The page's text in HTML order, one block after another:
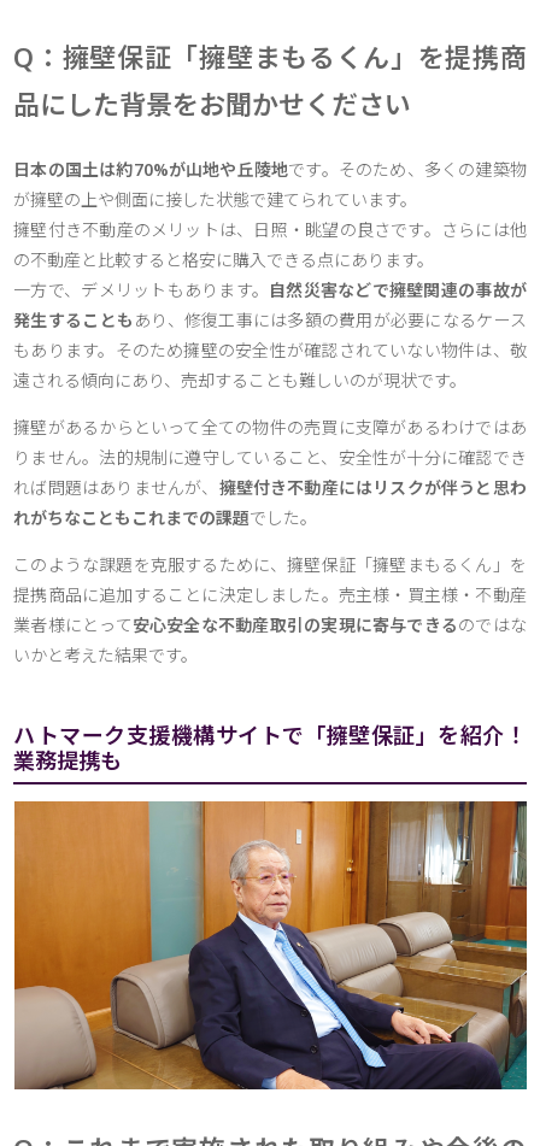
Q：擁壁保証「擁壁まもるくん」を提携商
品にした背景をお聞かせください
日本の国土は約70%が山地や丘陵地です。そのため、多くの建築物
が擁壁の上や側面に接した状態で建てられています。
擁壁付き不動産のメリットは、日照・眺望の良さです。さらには他
の不動産と比較すると格安に購入できる点にあります。
一方で、デメリットもあります。 自然災害などで擁壁関連の事故が
発生することも あり、修復工事には多額の費用が必要になるケース
もあります。そのため擁壁の安全性が確認されていない物件は、敬
遠される傾向にあり、売却することも難しいのが現状です。
擁壁があるからといって全ての物件の売買に支障があるわけではあ
りません。法的規制に遵守していること、安全性が十分に確認でき
れば問題はありませんが、 擁壁付き不動産にはリスクが伴うと思わ
れがちなこともこれまでの課題でした。
このような課題を克服するために、擁壁保証「擁壁まもるくん」を
提携商品に追加することに決定しました。売主様・買主様・不動産
業者様にとって安心安全な不動産取引の実現に寄与できるのではな
いかと考えた結果です。
ハトマーク支援機構サイトで「擁壁保証」を紹介！
業務提携も